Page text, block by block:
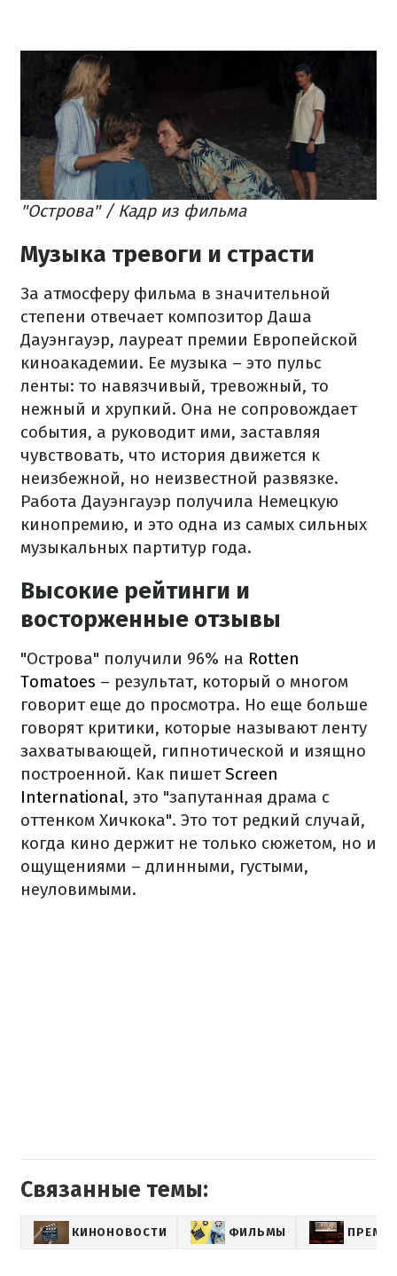
"Острова" / Кадр из фильма
Музыка тревоги и страсти
За атмосферу фильма в значительной
степени отвечает композитор Даша
Дауэнгауэр, лауреат премии Европейской
киноакадемии. Ее музыка – это пульс
ленты: то навязчивый, тревожный, то
нежный и хрупкий. Она не сопровождает
события, а руководит ими, заставляя
чувствовать, что история движется к
неизбежной, но неизвестной развязке.
Работа Дауэнгауэр получила Немецкую
кинопремию, и это одна из самых сильных
музыкальных партитур года.
Высокие рейтинги и
восторженные отзывы
"Острова" получили 96% на Rotten
Tomatoes – результат, который о многом
говорит еще до просмотра. Но еще больше
говорят критики, которые называют ленту
захватывающей, гипнотической и изящно
построенной. Как пишетScreen
International, это "запутанная драма с
оттенком Хичкока". Это тот редкий случай,
когда кино держит не только сюжетом, но и
ощущениями – длинными, густыми,
неуловимыми.
Связанные темы:
КИНОНОВОСТИ ФИЛЬМЫ